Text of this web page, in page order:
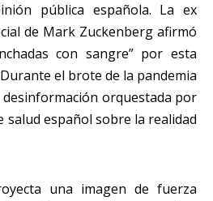
pública española. La ex
de Mark Zuckenberg afirmó
con sangre” por esta
el brote de la pandemia
orquestada por
español sobre la realidad
una imagen de fuerza